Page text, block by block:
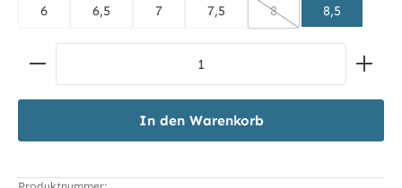
6 6,5 7 7,5 8
(Diese Option ist
8,5
Produkt Anzahl: Gib den gewünschten Wert ein
In den Warenkorb